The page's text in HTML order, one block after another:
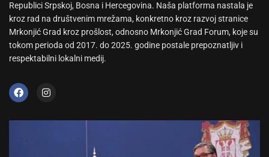
Republici Srpskoj, Bosna i Hercegovina. Naša platforma nastala je
kroz rad na društvenim mrežama, konkretno kroz razvoj stranice
Mrkonjić Grad kroz prošlost, odnosno Mrkonjić Grad Forum, koje su
tokom perioda od 2017. do 2025. godine postale prepoznatljiv i
respektabilni lokalni medij.